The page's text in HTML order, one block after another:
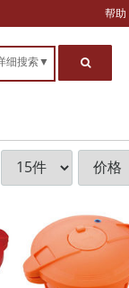
帮助
细搜索▼